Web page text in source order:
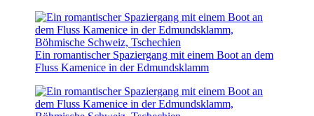
Ein romantischer Spaziergang mit einem Boot an dem
Fluss Kamenice in der Edmundsklamm